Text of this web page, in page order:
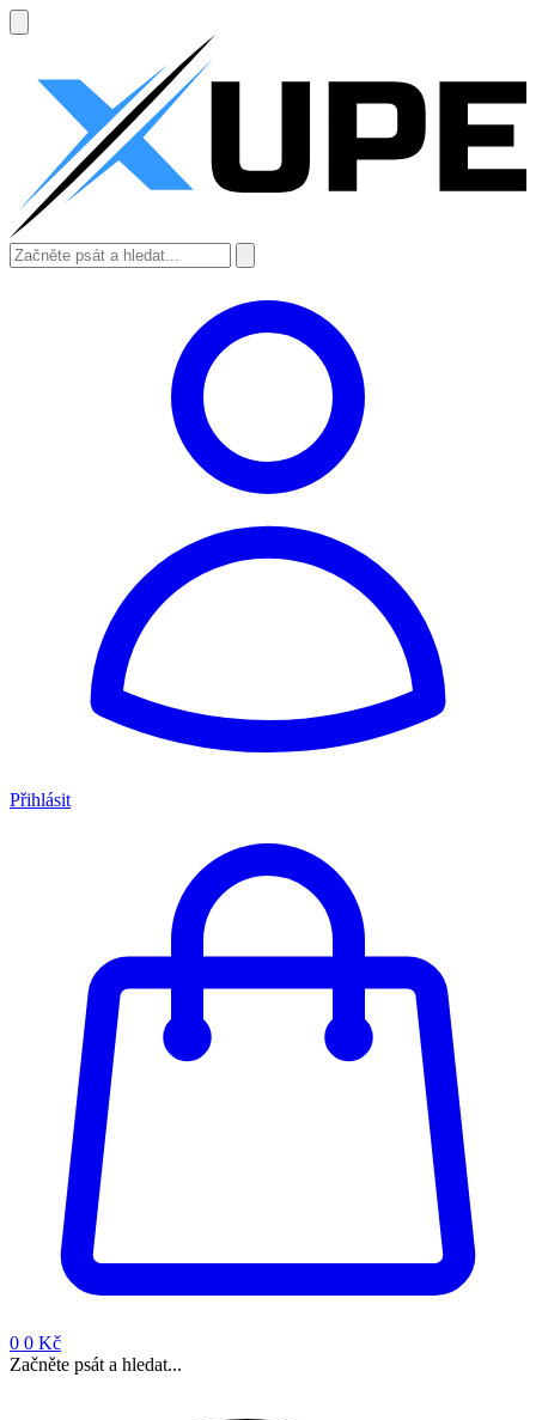
Přihlásit
0 0 Kč
Začněte psát a hledat...